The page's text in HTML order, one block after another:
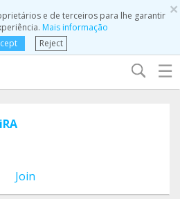
×
e de terceiros para lhe garantir
Mais informação
Reject
☰
Join